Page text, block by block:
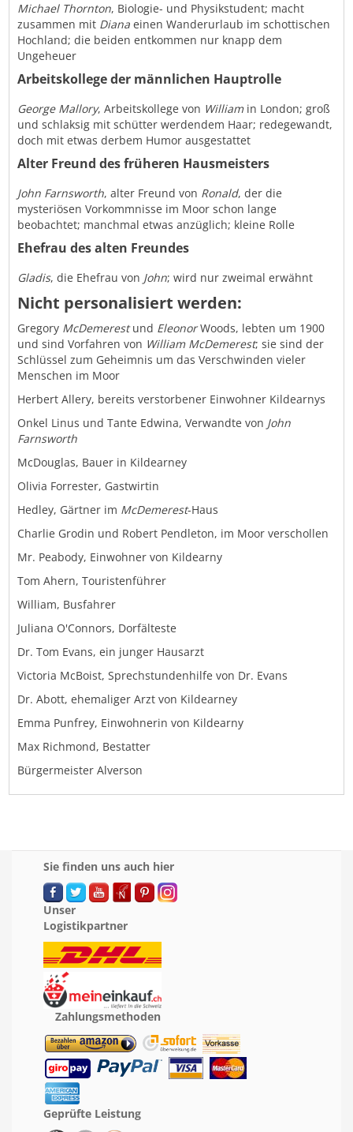
Michael Thornton, Biologie- und Physikstudent; macht
zusammen mit Diana einen Wanderurlaub im schottischen
Hochland; die beiden entkommen nur knapp dem
Ungeheuer
Arbeitskollege der männlichen Hauptrolle
George Mallory, Arbeitskollege von Williamin London; groß
und schlaksig mit schütter werdendem Haar; redegewandt,
doch mit etwas derbem Humor ausgestattet
Alter Freund des früheren Hausmeisters
John Farnsworth, alter Freund von Ronald, der die
mysteriösen Vorkommnisse im Moor schon lange
beobachtet; manchmal etwas anzüglich; kleine Rolle
Ehefrau des alten Freundes
Gladis, die Ehefrau von John; wird nur zweimal erwähnt
Nicht personalisiert werden:
Gregory McDemerestund EleonorWoods, lebten um 1900
und sind Vorfahren von William McDemerest; sie sind der
Schlüssel zum Geheimnis um das Verschwinden vieler
Menschen im Moor
Herbert Allery, bereits verstorbener Einwohner Kildearnys
Onkel Linus und Tante Edwina, Verwandte von John
Farnsworth
McDouglas, Bauer in Kildearney
Olivia Forrester, Gastwirtin
Hedley, Gärtner im McDemerest-Haus
Charlie Grodin und Robert Pendleton, im Moor verschollen
Mr. Peabody, Einwohner von Kildearny
Tom Ahern, Touristenführer
William, Busfahrer
Juliana O'Connors, Dorfälteste
Dr. Tom Evans, ein junger Hausarzt
Victoria McBoist, Sprechstundenhilfe von Dr. Evans
Dr. Abott, ehemaliger Arzt von Kildearney
Emma Punfrey, Einwohnerin von Kildearny
Max Richmond, Bestatter
Bürgermeister Alverson
Sie finden uns auch hier
Unser
Logistikpartner
Zahlungsmethoden
Geprüfte Leistung